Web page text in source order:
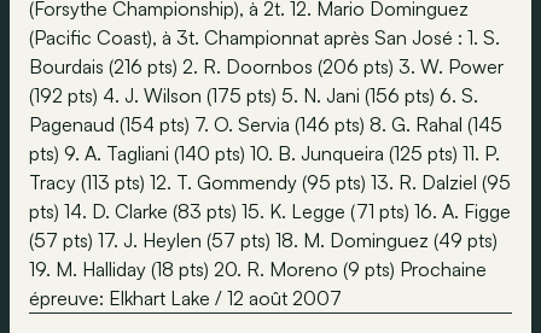
(Forsythe Championship), à 2t. 12. Mario Dominguez
(Pacific Coast), à 3t. Championnat après San José : 1. S.
Bourdais (216 pts) 2. R. Doornbos (206 pts) 3. W. Power
(192 pts) 4. J. Wilson (175 pts) 5. N. Jani (156 pts) 6. S.
Pagenaud (154 pts) 7. O. Servia (146 pts) 8. G. Rahal (145
pts) 9. A. Tagliani (140 pts) 10. B. Junqueira (125 pts) 11. P.
Tracy (113 pts) 12. T. Gommendy (95 pts) 13. R. Dalziel (95
pts) 14. D. Clarke (83 pts) 15. K. Legge (71 pts) 16. A. Figge
(57 pts) 17. J. Heylen (57 pts) 18. M. Dominguez (49 pts)
19. M. Halliday (18 pts) 20. R. Moreno (9 pts) Prochaine
épreuve: Elkhart Lake / 12 août 2007